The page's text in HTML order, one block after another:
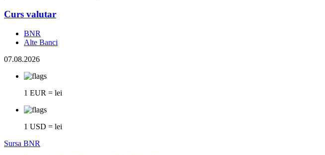
Curs valutar
BNR
Alte Banci
07.08.2026
1 EUR = lei
1 USD = lei
Sursa BNR